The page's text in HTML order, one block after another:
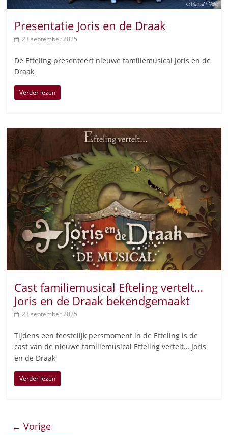
Presentatie Joris en de Draak
23 september 2025
De Efteling presenteert nieuwe familiemusical Joris en de
Draak
Verder lezen
Cast familiemusical Efteling vertelt…
Joris en de Draak bekendgemaakt
23 september 2025
Tijdens een feestelijk persmoment in de Efteling is de
cast van de nieuwe familiemusical Efteling vertelt… Joris
en de Draak
Verder lezen
← Vorige